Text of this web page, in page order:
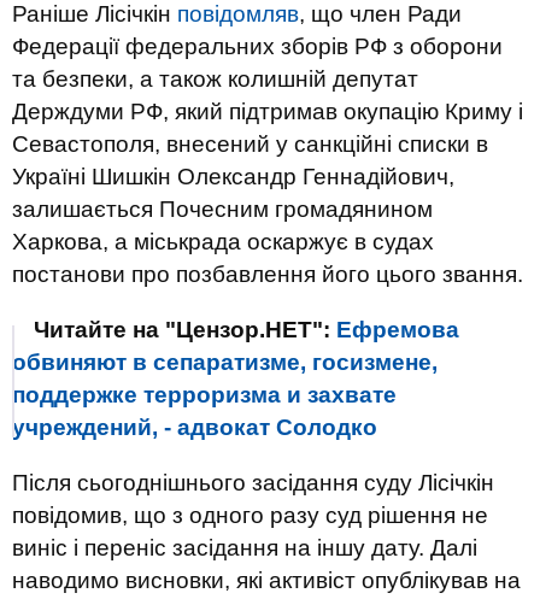
Раніше Лісічкін повідомляв, що член Ради
Федерації федеральних зборів РФ з оборони
та безпеки, а також колишній депутат
Держдуми РФ, який підтримав окупацію Криму і
Севастополя, внесений у санкційні списки в
Україні Шишкін Олександр Геннадійович,
залишається Почесним громадянином
Харкова, а міськрада оскаржує в судах
постанови про позбавлення його цього звання.
Читайте на "Цензор.НЕТ": Ефремова
обвиняют в сепаратизме, госизмене,
поддержке терроризма и захвате
учреждений, - адвокат Солодко
Після сьогоднішнього засідання суду Лісічкін
повідомив, що з одного разу суд рішення не
виніс і переніс засідання на іншу дату. Далі
наводимо висновки, які активіст опублікував на